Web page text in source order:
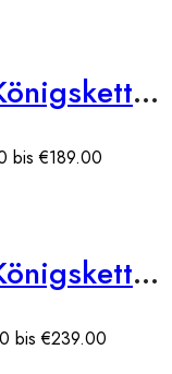
925er Sterling Silber Königskette Massiv 2,30 mm (rhodiniert)
bis €189.00
925er Sterling Silber Königskette Massiv 2,80 mm (rhodniert)
bis €239.00